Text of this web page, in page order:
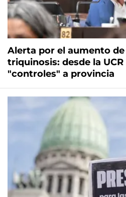
Alerta por el aumento de
triquinosis: desde la
"controles" a provincia